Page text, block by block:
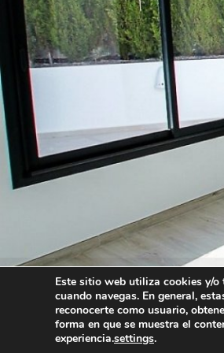
Este sitio web utiliza cookies y/o
cuando navegas. En general,
reconocerte como usuario,
forma en que se muestra el
experiencia.settings.